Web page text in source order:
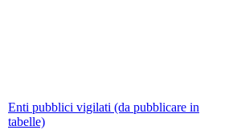
Enti pubblici vigilati (da pubblicare in
tabelle)